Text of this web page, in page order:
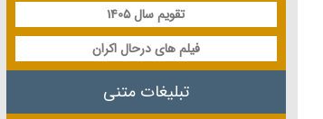
تقویم سال 1405
فیلم های درحال اکران
تبلیغات متنی